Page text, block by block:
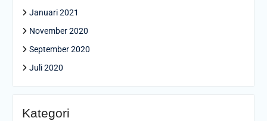
Januari 2021
November 2020
September 2020
Juli 2020
Kategori